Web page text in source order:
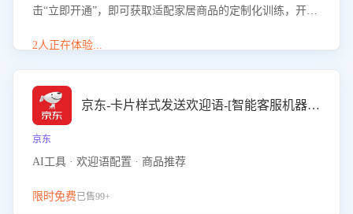
击“立即开通”，即可获取适配家居商品的定制化训练，开启
能、尺寸参数咨询等高频场景下的专业应对能力。
2人正在体验...
京东-卡片样式发送欢迎语-[智能客服机器人]
京东
AI工具 · 欢迎语配置 · 商品推荐
限时免费已售99+